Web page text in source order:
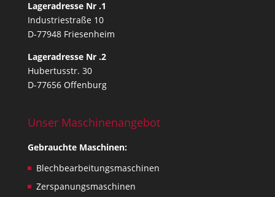
i
c
a
i
s
s
e
,
l
Lageradresse Nr .1
Industriestraße 10
D-77948 Friesenheim
Lageradresse Nr .2
Hubertusstr. 30
D-77656 Offenburg
Unser Maschinenangebot
Gebrauchte Maschinen:
Blechbearbeitungsmaschinen
Zerspanungsmaschinen